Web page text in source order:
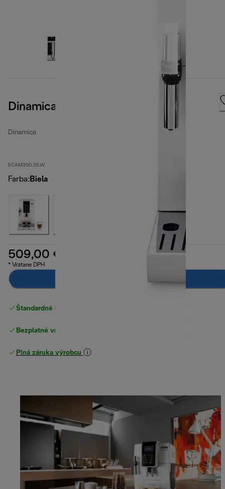
Dinamica, White
Dinamica
ECAM350.35.W
Farba: Biela
509,00 €
* Vrátane DPH
Štandardné bezplatné doručenie
Bezplatné vrátenie tovaru
Plná záruka výrobcu